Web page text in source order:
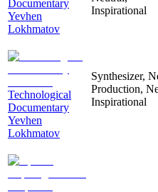
Documentary
Yevhen
Lokhmatov
Inspirational
Technological
Documentary
Yevhen
Lokhmatov
Synthesizer,
Production,
Inspirational